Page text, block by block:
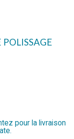
pour la livraison